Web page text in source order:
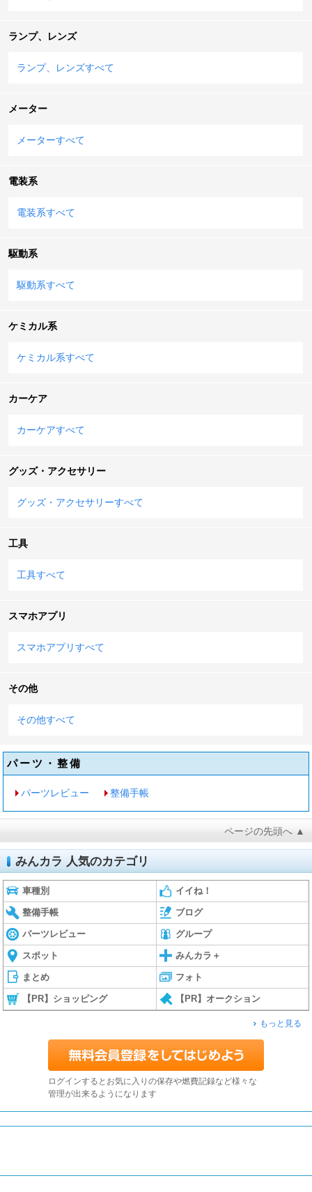
ランプ、レンズ
ランプ、レンズすべて
メーター
メーターすべて
電装系
電装系すべて
駆動系
駆動系すべて
ケミカル系
ケミカル系すべて
カーケア
カーケアすべて
グッズ・アクセサリー
グッズ・アクセサリーすべて
工具
工具すべて
スマホアプリ
スマホアプリすべて
その他
その他すべて
パーツ・整備
パーツレビュー 整備手帳
ページの先頭へ ▲
みんカラ 人気のカテゴリ
車種別 イイね！
整備手帳 ブログ
パーツレビュー グループ
スポット みんカラ＋
まとめ フォト
【PR】ショッピング 【PR】オークション
もっと見る
ログインするとお気に入りの保存や燃費記録など様々な
管理が出来るようになります